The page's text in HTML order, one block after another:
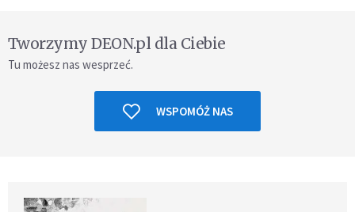
Tworzymy DEON.pl dla Ciebie
Tu możesz nas wesprzeć.
WSPOMÓŻ NAS